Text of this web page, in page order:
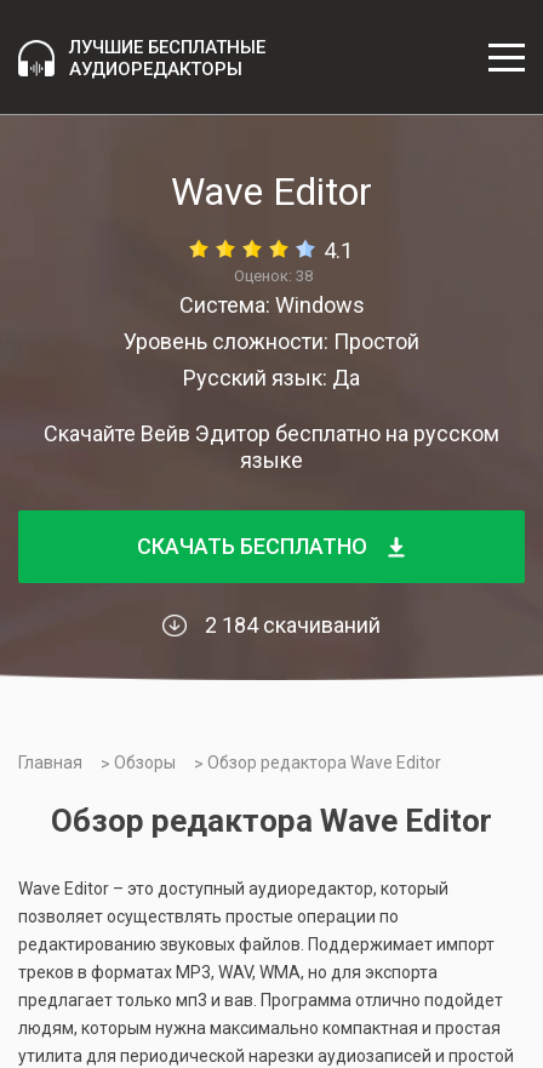
ЛУЧШИЕ БЕСПЛАТНЫЕ
АУДИОРЕДАКТОРЫ
Wave Editor
4.1
Оценок:38
Система: Windows
Уровень сложности: Простой
Русский язык: Да
Скачайте Вейв Эдитор бесплатно на русском
языке
СКАЧАТЬ БЕСПЛАТНО
2 184 скачиваний
Главная Обзоры Обзор редактора Wave Editor
Обзор редактора Wave Editor
Wave Editor – это доступный аудиоредактор, который
позволяет осуществлять простые операции по
редактированию звуковых файлов. Поддержимает импорт
треков в форматах MP3, WAV, WMA, но для экспорта
предлагает только мп3 и вав. Программа отлично подойдет
людям, которым нужна максимально компактная и простая
утилита для периодической нарезки аудиозаписей и простой